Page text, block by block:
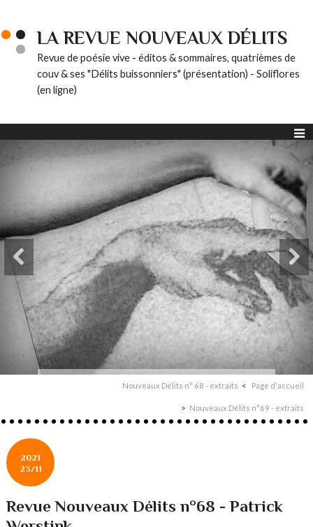
LA REVUE NOUVEAUX DÉLITS
Revue de poésie vive - éditos & sommaires, quatrièmes de
couv & ses "Délits buissonniers" (présentation) - Soliflores
(en ligne)
Nouveaux Délits n° 68 - extraits Page d'accueil
Nouveaux Délits n°69 - extraits
2021
23/11
Revue Nouveaux Délits n°68 - Patrick